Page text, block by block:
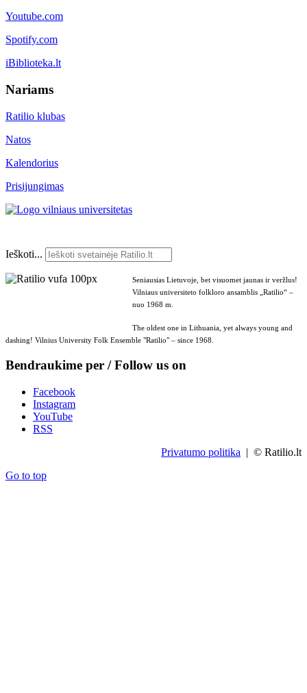
Youtube.com
Spotify.com
iBiblioteka.lt
Nariams
Ratilio klubas
Natos
Kalendorius
Prisijungimas
Ieškoti...
Seniausias Lietuvoje, bet visuomet jaunas ir veržlus!
Vilniaus universiteto folkloro ansamblis „Ratilio“ –
nuo 1968 m.
The oldest one in Lithuania, yet always young and
dashing! Vilnius University Folk Ensemble "Ratilio" – since 1968.
Bendraukime per / Follow us on
Facebook
Instagram
YouTube
RSS
Privatumo politika | © Ratilio.lt
Go to top